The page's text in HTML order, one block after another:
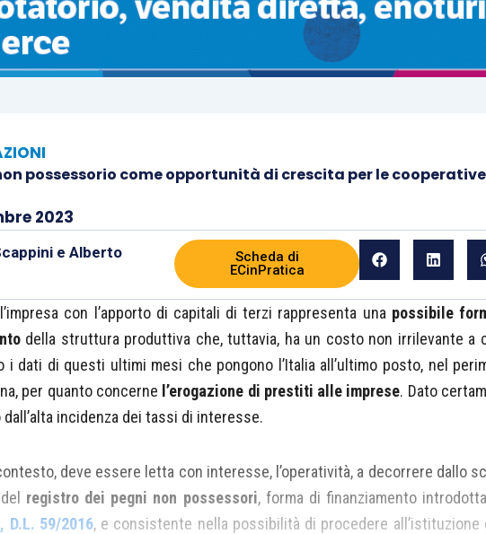
possessorio come opportunità di crescita per le cooperative
2023
e Alberto
Scheda di
ECinPratica
con l’apporto di capitali di terzi rappresenta una possibile
della struttura produttiva che, tuttavia, ha un costo non irrilevante a
i dati di questi ultimi mesi che pongono l’Italia all’ultimo posto, nel
per quanto concerne l’erogazione di prestiti alle imprese. Dato
incidenza dei tassi di interesse.
deve essere letta con interesse, l’operatività, a decorrere dallo
registro dei pegni non possessori, forma di finanziamento
D.L. 59/2016, e consistente nella possibilità di procedere all’istituzione